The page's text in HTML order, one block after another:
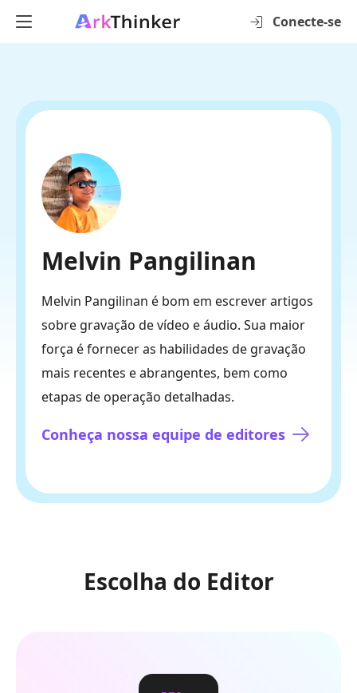
Conecte-se
Melvin Pangilinan
Melvin Pangilinan é bom em escrever artigos
sobre gravação de vídeo e áudio. Sua maior
força é fornecer as habilidades de gravação
mais recentes e abrangentes, bem como
etapas de operação detalhadas.
Conheça nossa equipe de editores
Escolha do Editor